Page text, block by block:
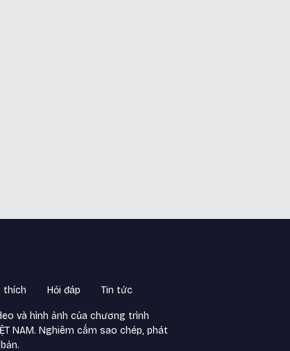
thích Hỏi đáp Tin tức
và hình ảnh của chương trình
NAM. Nghiêm cấm sao chép, phát